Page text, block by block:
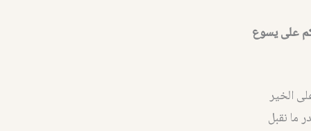
على يسوع
الخير
ما نقبل